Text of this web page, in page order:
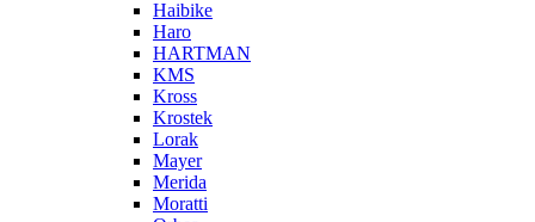
Haibike
Haro
HARTMAN
KMS
Kross
Krostek
Lorak
Mayer
Merida
Moratti